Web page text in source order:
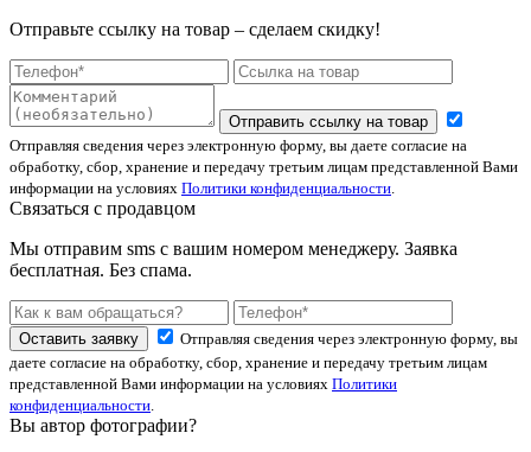
Отправьте ссылку на товар – сделаем скидку!
Отправить ссылку на товар
Отправляя сведения через электронную форму, вы даете согласие на
обработку, сбор, хранение и передачу третьим лицам представленной Вами
информации на условиях Политики конфиденциальности
Связаться с продавцом
Мы отправим sms с вашим номером менеджеру. Заявка
бесплатная. Без спама.
Оставить заявку
Отправляя сведения через электронную форму, вы
даете согласие на обработку, сбор, хранение и передачу третьим лицам
представленной Вами информации на условиях Политики
конфиденциальности
Вы автор фотографии?